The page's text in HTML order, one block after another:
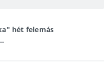
hét felemás